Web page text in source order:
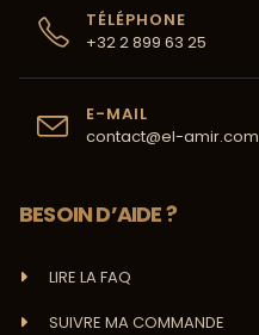
TÉLÉPHONE
+32 2 899 63 25
E-MAIL
contact@el-amir.com
BESOIN D’AIDE ?
LIRE LA FAQ
SUIVRE MA COMMANDE